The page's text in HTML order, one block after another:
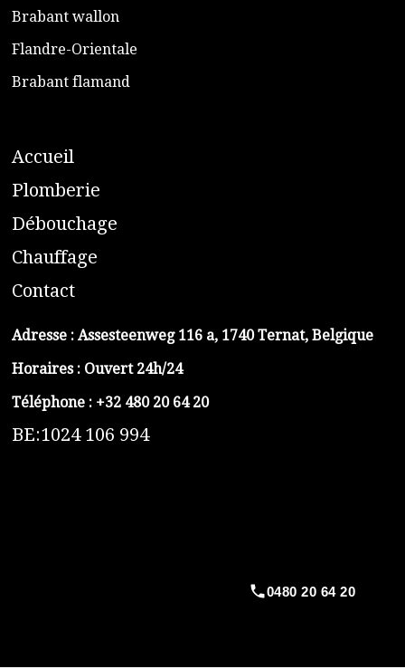
​Brabant wallon
​Flandre-Orientale
​Brabant flamand
Accueil
​Plomberie
Débouchage
Chauffage
Contact
Adresse : Assesteenweg 116 a, 1740 Ternat, Belgique
Horaires : Ouvert 24h/24
Téléphone : +32 480 20 64 20
BE:1024 106 994
0480 20 64 20